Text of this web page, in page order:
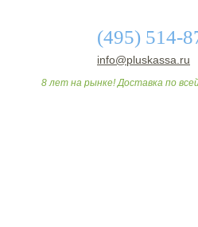
(495) 514-
info@pluskassa.ru
8 лет на рынке! Доставка по